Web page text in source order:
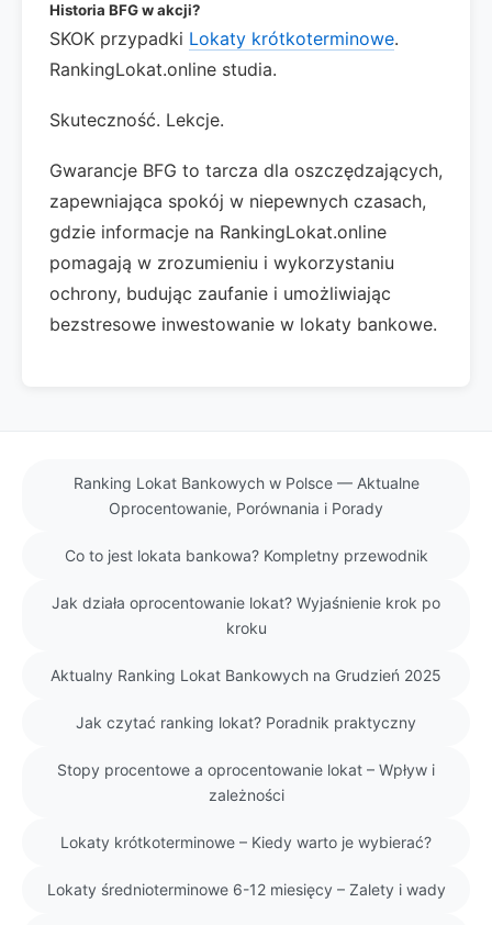
Historia BFG w akcji?
SKOK przypadki Lokaty krótkoterminowe.
RankingLokat.online studia.
Skuteczność. Lekcje.
Gwarancje BFG to tarcza dla oszczędzających,
zapewniająca spokój w niepewnych czasach,
gdzie informacje na RankingLokat.online
pomagają w zrozumieniu i wykorzystaniu
ochrony, budując zaufanie i umożliwiając
bezstresowe inwestowanie w lokaty bankowe.
Ranking Lokat Bankowych w Polsce — Aktualne
Oprocentowanie, Porównania i Porady
Co to jest lokata bankowa? Kompletny przewodnik
Jak działa oprocentowanie lokat? Wyjaśnienie krok po
kroku
Aktualny Ranking Lokat Bankowych na Grudzień 2025
Jak czytać ranking lokat? Poradnik praktyczny
Stopy procentowe a oprocentowanie lokat – Wpływ i
zależności
Lokaty krótkoterminowe – Kiedy warto je wybierać?
Lokaty średnioterminowe 6-12 miesięcy – Zalety i wady